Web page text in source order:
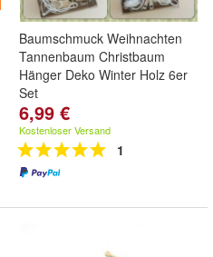
Baumschmuck Weihnachten
Tannenbaum Christbaum
Hänger Deko Winter Holz 6er
Set
6,99 €
Kostenloser Versand
1